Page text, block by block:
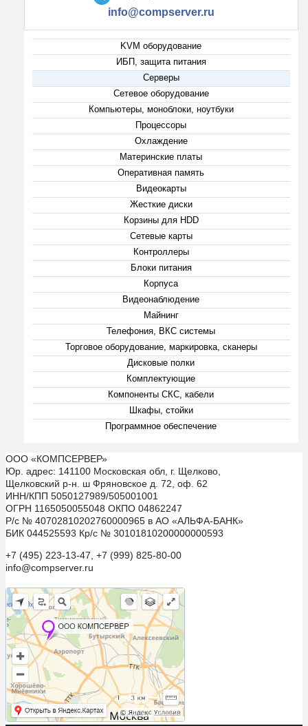
info@compserver.ru
KVM оборудование
ИБП, защита питания
Серверы
Сетевое оборудование
Компьютеры, моноблоки, ноутбуки
Процессоры
Охлаждение
Материнские платы
Оперативная память
Видеокарты
Жесткие диски
Корзины для HDD
Сетевые карты
Контроллеры
Блоки питания
Корпуса
Видеонаблюдение
Майнинг
Телефония, ВКС системы
Торговое оборудование, маркировка, сканеры
Дисковые полки
Комплектующие
Компоненты СКС, кабели
Шкафы, стойки
Программное обеспечение
ООО «КОМПСЕРВЕР»
Юр. адрес: 141100 Московская обл, г. Щелково,
Щелковский р-н. ш Фряновское д. 72, оф. 62
ИНН/КПП 5050127989/505001001
ОГРН 1165050055048 ОКПО 04862247
Р/с № 40702810202760000965 в АО «АЛЬФА-БАНК»
БИК 044525593 Кр/с № 30101810200000000593
+7 (495) 223-13-47, +7 (999) 825-80-00
info@compserver.ru